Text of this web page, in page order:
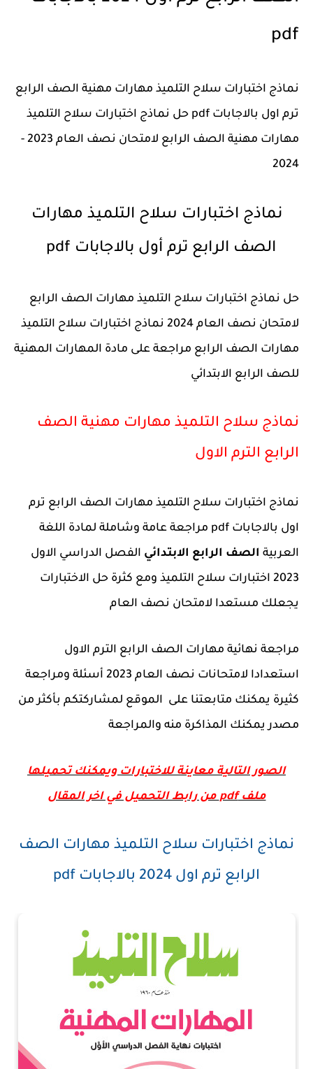
pdf
نماذج اختبارات سلاح التلميذ مهارات مهنية الصف الرابع
ترم اول بالاجابات pdf حل نماذج اختبارات سلاح التلميذ
مهارات مهنية الصف الرابع لامتحان نصف العام 2023 -
2024
نماذج اختبارات سلاح التلميذ مهارات
الصف الرابع ترم أول بالاجابات pdf
حل نماذج اختبارات سلاح التلميذ مهارات الصف الرابع
لامتحان نصف العام 2024 نماذج اختبارات سلاح التلميذ
مهارات الصف الرابع مراجعة على مادة المهارات المهنية
للصف الرابع الابتدائي
نماذج سلاح التلميذ مهارات مهنية الصف
الرابع الترم الاول
نماذج اختبارات سلاح التلميذ مهارات الصف الرابع ترم
اول بالاجابات pdf مراجعة عامة وشاملة لمادة اللغة
العربية الصف الرابع الابتدائي الفصل الدراسي الاول
2023 اختبارات سلاح التلميذ ومع كثرة حل الاختبارات
يجعلك مستعدا لامتحان نصف العام
مراجعة نهائية مهارات الصف الرابع الترم الاول
استعدادا لامتحانات نصف العام 2023 أسئلة ومراجعة
كثيرة يمكنك متابعتنا على الموقع لمشاركتكم بأكثر من
مصدر يمكنك المذاكرة منه والمراجعة
الصور التالية معاينة للاختبارات ويمكنك تحميلها
ملف pdf من رابط التحميل في اخر المقال
نماذج اختبارات سلاح التلميذ مهارات الصف
الرابع ترم اول 2024 بالاجابات pdf